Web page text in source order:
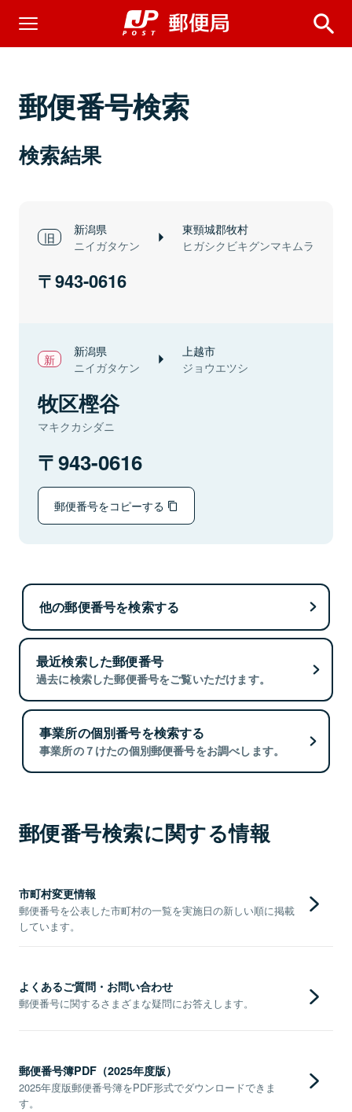
郵便番号検索
検索結果
新潟県
ニイガタケン
東頸城郡牧村
ヒガシクビキグンマキムラ
943-0616
新潟県
ニイガタケン
上越市
ジョウエツシ
牧区樫谷
マキクカシダニ
943-0616
郵便番号をコピーする
他の郵便番号を検索する
最近検索した郵便番号
過去に検索した郵便番号をご覧いただけます。
事業所の個別番号を検索する
事業所の７けたの個別郵便番号をお調べします。
郵便番号検索に関する情報
市町村変更情報
郵便番号を公表した市町村の一覧を実施日の新しい順に掲載
しています。
よくあるご質問・お問い合わせ
郵便番号に関するさまざまな疑問にお答えします。
郵便番号簿PDF（2025年度版）
2025年度版郵便番号簿をPDF形式でダウンロードできま
す。